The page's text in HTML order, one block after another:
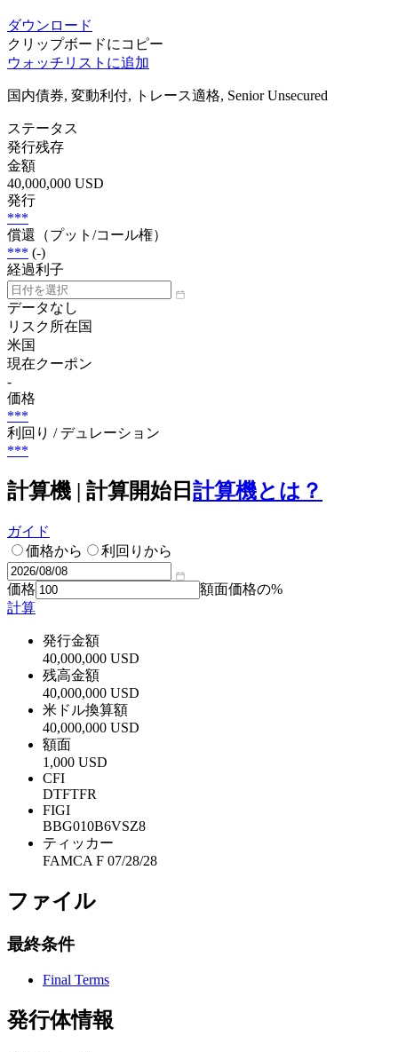
ダウンロード
クリップボードにコピー
ウォッチリストに追加
国内債券, 変動利付, トレース適格, Senior Unsecured
ステータス
発行残存
金額
40,000,000 USD
発行
***
償還（プット/コール権）
*** (-)
経過利子
データなし
リスク所在国
米国
現在クーポン
-
価格
***
利回り / デュレーション
***
計算機 | 計算開始日 計算機とは？
ガイド
価格から
利回りから
価格
額面価格の%
計算
発行金額
40,000,000 USD
残高金額
40,000,000 USD
米ドル換算額
40,000,000 USD
額面
1,000 USD
CFI
DTFTFR
FIGI
BBG010B6VSZ8
ティッカー
FAMCA F 07/28/28
ファイル
最終条件
Final Terms
発行体情報